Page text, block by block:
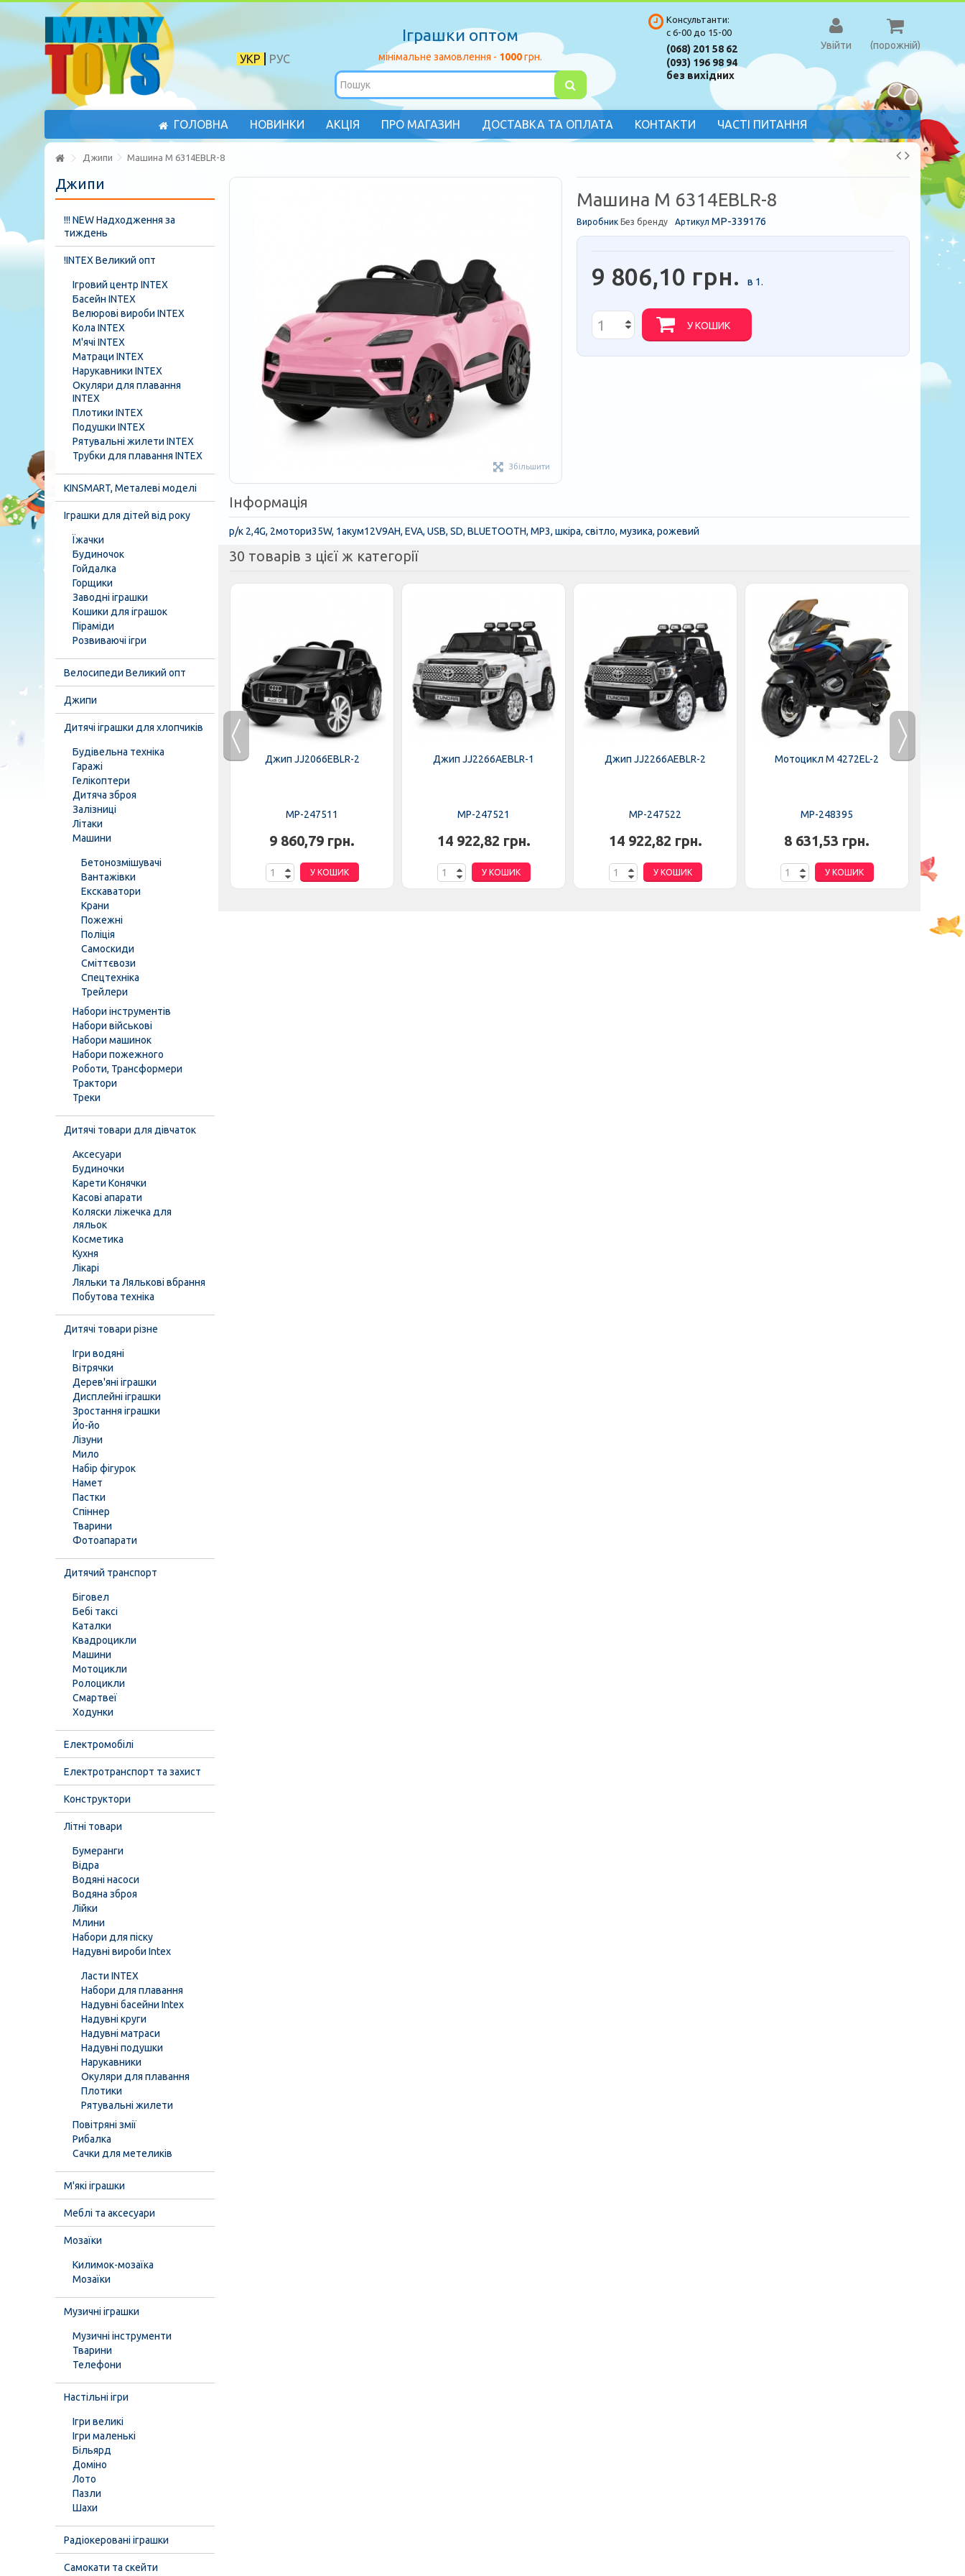
РУС
УКР
Іграшки оптом
мінімальне замовлення - 1000грн.
(порожній)
Увійти
Консультанти:
с 6-00 до 15-00
(068) 201 58 62
(093) 196 98 94
без вихідних
ГОЛОВНА НОВИНКИ АКЦІЯ ПРО МАГАЗИН ДОСТАВКА ТА ОПЛАТА КОНТАКТИ ЧАСТІ ПИТАННЯ
Джипи Машина M 6314EBLR-8
Збільшити
Машина M 6314EBLR-8
Виробник Без бренду Артикул MP-339176
9 806,10 грн. в 1.
У КОШИК
Інформація
р/к 2,4G, 2мотори35W, 1акум12V9AH, EVA, USB, SD, BLUETOOTH, MP3, шкіра, світло, музика, рожевий
30 товарів з цієї ж категорії
Трактор M 4419EBLR-3
MP-276689
8 446,37 грн.
Джип JJ2066EBLR-2
MP-247511
9 860,79 грн.
У КОШИК
Джип JJ2266AEBLR-1
MP-247521
14 922,82 грн.
У КОШИК
Джип JJ2266AEBLR-2
MP-247522
14 922,82 грн.
У КОШИК
Мотоцикл M 4272EL-2
MP-248395
8 631,53 грн.
У КОШИК
Джипи
!!! NEW Надходження за
тиждень
!INTEX Великий опт
Ігровий центр INTEX
Басейн INTEX
Велюрові вироби INTEX
Кола INTEX
М'ячі INTEX
Матраци INTEX
Нарукавники INTEX
Окуляри для плавання
INTEX
Плотики INTEX
Подушки INTEX
Рятувальні жилети INTEX
Трубки для плавання INTEX
KINSMART, Металеві моделі
Іграшки для дітей від року
Їжачки
Будиночок
Гойдалка
Горщики
Заводні іграшки
Кошики для іграшок
Піраміди
Розвиваючі ігри
Велосипеди Великий опт
Джипи
Дитячі іграшки для хлопчиків
Будівельна техніка
Гаражі
Гелікоптери
Дитяча зброя
Залізниці
Літаки
Машини
Бетонозмішувачі
Вантажівки
Екскаватори
Крани
Пожежні
Поліція
Самоскиди
Сміттєвози
Спецтехніка
Трейлери
Набори інструментів
Набори військові
Набори машинок
Набори пожежного
Роботи, Трансформери
Трактори
Треки
Дитячі товари для дівчаток
Аксесуари
Будиночки
Карети Конячки
Касові апарати
Коляски ліжечка для
ляльок
Косметика
Кухня
Лікарі
Ляльки та Лялькові вбрання
Побутова техніка
Дитячі товари різне
Ігри водяні
Вітрячки
Дерев'яні іграшки
Дисплейні іграшки
Зростання іграшки
Йо-йо
Лізуни
Мило
Набір фігурок
Намет
Пастки
Спіннер
Тварини
Фотоапарати
Дитячий транспорт
Біговел
Бебі таксі
Каталки
Квадроцикли
Машини
Мотоцикли
Ролоцикли
Смартвеї
Ходунки
Електромобілі
Електротранспорт та захист
Конструктори
Літні товари
Бумеранги
Відра
Водяні насоси
Водяна зброя
Лійки
Млини
Набори для піску
Надувні вироби Intex
Ласти INTEX
Набори для плавання
Надувні басейни Intex
Надувні круги
Надувні матраси
Надувні подушки
Нарукавники
Окуляри для плавання
Плотики
Рятувальні жилети
Повітряні змії
Рибалка
Сачки для метеликів
М'які іграшки
Меблі та аксесуари
Мозаїки
Килимок-мозаїка
Мозаїки
Музичні іграшки
Музичні інструменти
Тварини
Телефони
Настільні ігри
Ігри великі
Ігри маленькі
Більярд
Доміно
Лото
Пазли
Шахи
Радіокеровані іграшки
Самокати та скейти